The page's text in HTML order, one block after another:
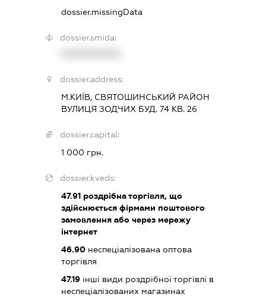
dossier.missingData
dossier.smida:
dossier.address:
М.КИЇВ, СВЯТОШИНСЬКИЙ РАЙОН
ВУЛИЦЯ ЗОДЧИХ БУД. 74 КВ. 26
dossier.capital:
1 000 грн.
dossier.kveds:
47.91 роздрібна торгівля, що
здійснюється фірмами поштового
замовлення або через мережу
інтернет
46.90 неспеціалізована оптова
торгівля
47.19 інші види роздрібної торгівлі в
неспеціалізованих магазинах